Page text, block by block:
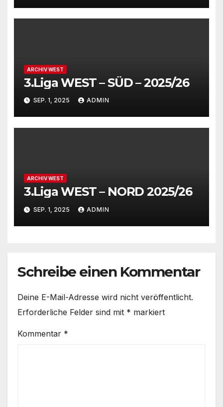
ARCHIV WEST
3.Liga WEST – SÜD – 2025/26
SEP. 1, 2025 ADMIN
ARCHIV WEST
3.Liga WEST – NORD 2025/26
SEP. 1, 2025 ADMIN
Schreibe einen Kommentar
Deine E-Mail-Adresse wird nicht veröffentlicht.
Erforderliche Felder sind mit * markiert
Kommentar *